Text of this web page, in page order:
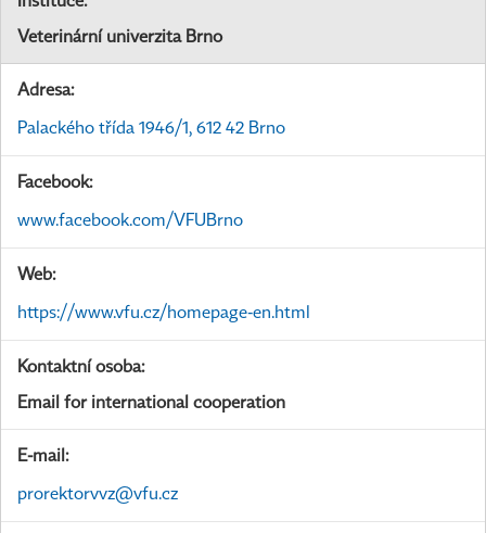
Veterinární univerzita Brno
Adresa:
Palackého třída 1946/1, 612 42 Brno
Facebook:
www.facebook.com/VFUBrno
Web:
https://www.vfu.cz/homepage-en.html
Kontaktní osoba:
Email for international cooperation
E-mail:
prorektorvvz@vfu.cz